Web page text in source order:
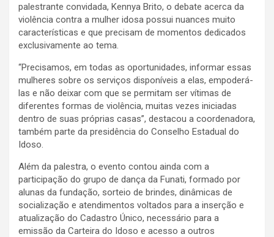
palestrante convidada, Kennya Brito, o debate acerca da
violência contra a mulher idosa possui nuances muito
características e que precisam de momentos dedicados
exclusivamente ao tema.
“Precisamos, em todas as oportunidades, informar essas
mulheres sobre os serviços disponíveis a elas, empoderá-
las e não deixar com que se permitam ser vítimas de
diferentes formas de violência, muitas vezes iniciadas
dentro de suas próprias casas”, destacou a coordenadora,
também parte da presidência do Conselho Estadual do
Idoso.
Além da palestra, o evento contou ainda com a
participação do grupo de dança da Funati, formado por
alunas da fundação, sorteio de brindes, dinâmicas de
socialização e atendimentos voltados para a inserção e
atualização do Cadastro Único, necessário para a
emissão da Carteira do Idoso e acesso a outros